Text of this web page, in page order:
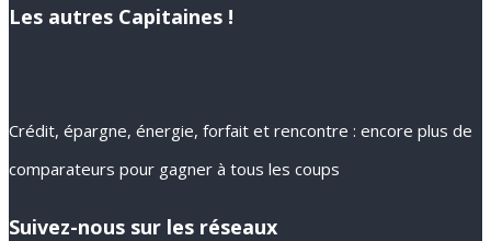
Les autres Capitaines !
Crédit, épargne, énergie, forfait et rencontre : encore plus de
comparateurs pour gagner à tous les coups
Suivez-nous sur les réseaux